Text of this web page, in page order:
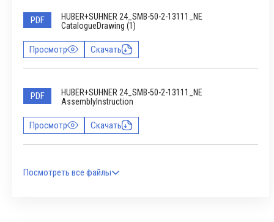
PDF
HUBER+SUHNER 24_SMB-50-2-13111_NE
CatalogueDrawing (1)
Просмотр Скачать
PDF
HUBER+SUHNER 24_SMB-50-2-13111_NE
AssemblyInstruction
Просмотр Скачать
Посмотреть все файлы